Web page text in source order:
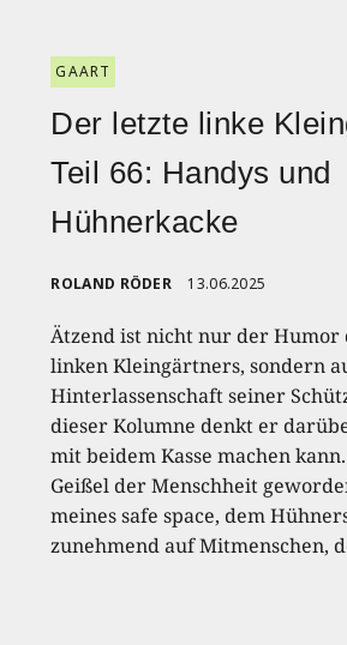
GAART
Der letzte linke
Teil 66: Handys und
Hühnerkacke
ROLAND RÖDER 13.06.2025
Ätzend ist nicht nur der Humor
linken Kleingärtners, sondern
Hinterlassenschaft seiner
dieser Kolumne denkt er
mit beidem Kasse machen
Geißel der Menschheit
meines safe space, dem
zunehmend auf Mitmenschen,